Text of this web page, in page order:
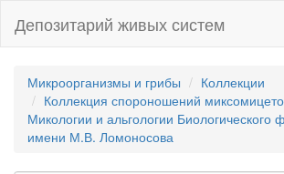
Депозитарий живых систем
Микроорганизмы и грибы
Коллекции
Коллекция спороношений
Микологии и альгологии Биологического
имени М.В. Ломоносова